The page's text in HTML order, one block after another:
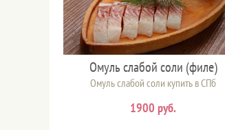
Омуль слабой соли (филе)
Омуль слабой соли купить в СПб
1900 руб.